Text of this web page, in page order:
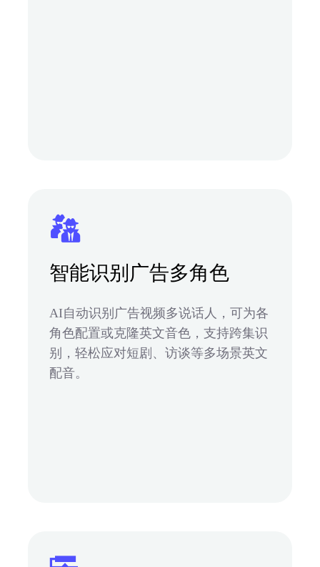
智能识别广告多角色
AI自动识别广告视频多说话人，可为各
角色配置或克隆英文音色，支持跨集识
别，轻松应对短剧、访谈等多场景英文
配音。